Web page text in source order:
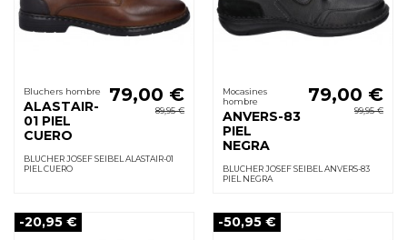
Bluchers hombre
ALASTAIR-
01 PIEL
CUERO
79,00 €
89,95 €
BLUCHER JOSEF SEIBEL ALASTAIR-01
PIEL CUERO
Mocasines
hombre
ANVERS-83
PIEL
NEGRA
79,00 €
99,95 €
BLUCHER JOSEF SEIBEL ANVERS-83
PIEL NEGRA
-20,95 € -50,95 €